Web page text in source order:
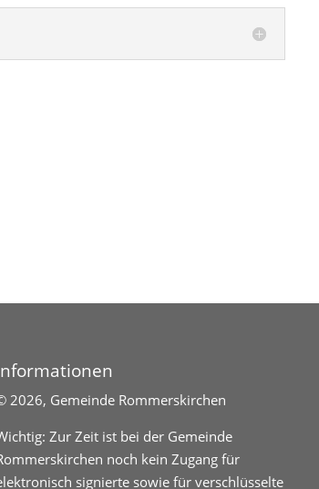
2026, Gemeinde Rommerskirchen
Zur Zeit ist bei der Gemeinde
noch kein Zugang für
signierte sowie für verschlüsselte